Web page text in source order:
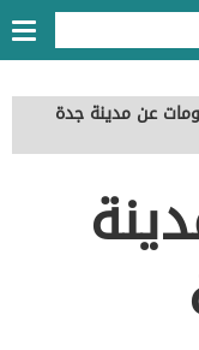
عن مدينة جدة